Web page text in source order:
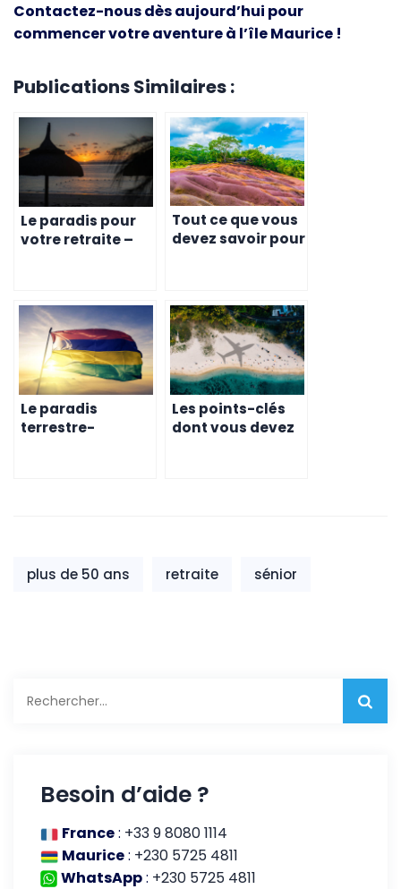
Contactez-nous dès aujourd’hui pour
commencer votre aventure à l’île Maurice !
Publications Similaires :
Le paradis pour
votre retraite –
idéale
Tout ce que vous
devez savoir pour
Le paradis
terrestre-
Les points-clés
dont vous devez
plus de 50 ans retraite sénior
Besoin d’aide ?
France: +33 9 8080 1114
Maurice: +230 5725 4811
WhatsApp: +230 5725 4811